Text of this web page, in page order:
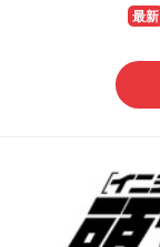
最新